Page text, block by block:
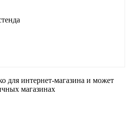
для интернет-магазина и может
магазинах